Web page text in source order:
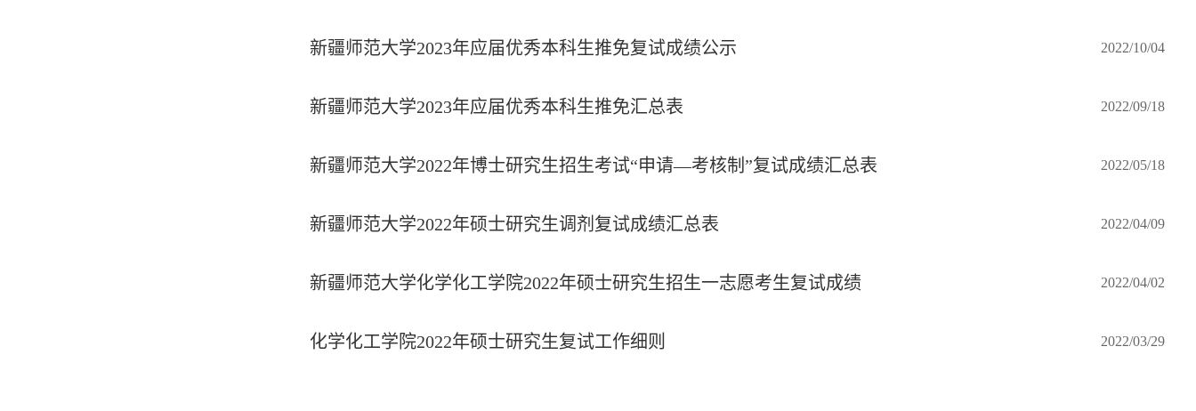
新疆师范大学2023年应届优秀本科生推免复试成绩公示 2022/10/04
新疆师范大学2023年应届优秀本科生推免汇总表 2022/09/18
新疆师范大学2022年博士研究生招生考试“申请—考核制”复试成绩汇总表 2022/05/18
新疆师范大学2022年硕士研究生调剂复试成绩汇总表 2022/04/09
新疆师范大学化学化工学院2022年硕士研究生招生一志愿考生复试成绩 2022/04/02
化学化工学院2022年硕士研究生复试工作细则 2022/03/29